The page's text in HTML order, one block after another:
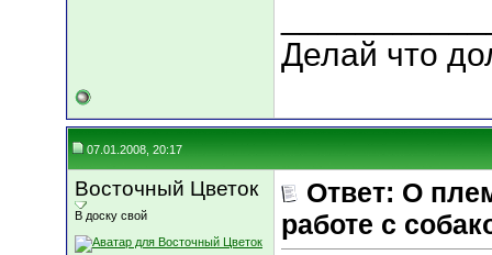
Делай что
07.01.2008, 20:17
Восточный Цветок
В доску свой
Ответ: О
работе с